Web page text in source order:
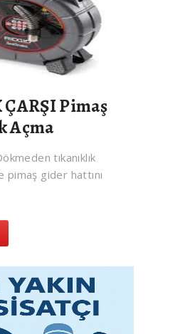
Pimaş
Açma
tıkanıklık
pimaş gider hattını